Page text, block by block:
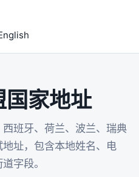
国家地址
班牙、荷兰、波兰、瑞典
址，包含本地姓名、电
字段。